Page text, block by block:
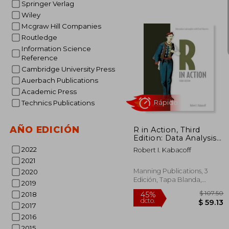
Springer Verlag
Wiley
Mcgraw Hill Companies
Routledge
Information Science
Reference
Cambridge University Press
Auerbach Publications
Academic Press
Technics Publications
AÑO EDICIÓN
2022
2021
2020
2019
2018
2017
2016
45%
dcto.
R in Action, Third
Edition: Data Analysis
and Graphics with R
and Tidyverse (en
Robert I. Kabacoff
Manning Publications, 3
Edición, Tapa Blanda,
Nuevo